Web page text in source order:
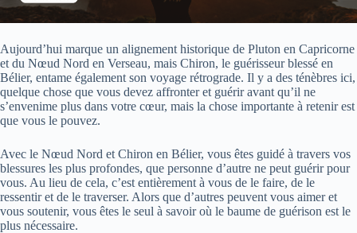
Aujourd’hui marque un alignement historique de Pluton en Capricorne
et du Nœud Nord en Verseau, mais Chiron, le guérisseur blessé en
Bélier, entame également son voyage rétrograde. Il y a des ténèbres ici,
quelque chose que vous devez affronter et guérir avant qu’il ne
s’envenime plus dans votre cœur, mais la chose importante à retenir est
que vous le pouvez.
Avec le Nœud Nord et Chiron en Bélier, vous êtes guidé à travers vos
blessures les plus profondes, que personne d’autre ne peut guérir pour
vous. Au lieu de cela, c’est entièrement à vous de le faire, de le
ressentir et de le traverser. Alors que d’autres peuvent vous aimer et
vous soutenir, vous êtes le seul à savoir où le baume de guérison est le
plus nécessaire.